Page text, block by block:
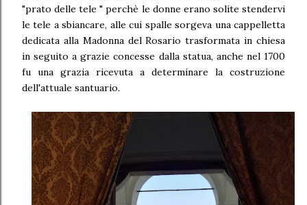
"prato delle tele " perchè le donne erano solite stendervi
le tele a sbiancare, alle cui spalle sorgeva una cappelletta
dedicata alla Madonna del Rosario trasformata in chiesa
in seguito a grazie concesse dalla statua, anche nel 1700
fu una grazia ricevuta a determinare la costruzione
dell'attuale santuario.